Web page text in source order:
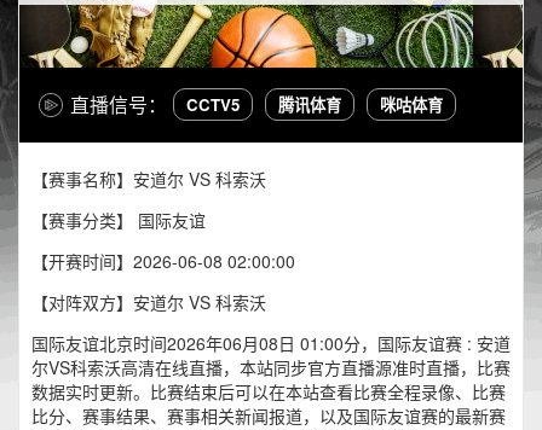
直播信号： CCTV5 腾讯体育 咪咕体育
【赛事名称】安道尔 VS 科索沃
【赛事分类】 国际友谊
【开赛时间】2026-06-08 02:00:00
【对阵双方】安道尔 VS 科索沃
国际友谊北京时间2026年06月08日 01:00分，国际友谊赛 : 安道
尔VS科索沃高清在线直播，本站同步官方直播源准时直播，比赛
数据实时更新。比赛结束后可以在本站查看比赛全程录像、比赛
比分、赛事结果、赛事相关新闻报道，以及国际友谊赛的最新赛